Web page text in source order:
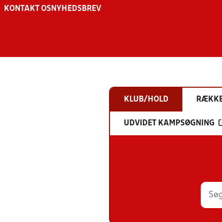
KONTAKT OS NYHEDSBREV
KLUB/HOLD
UDVIDET KAMPSØGNING